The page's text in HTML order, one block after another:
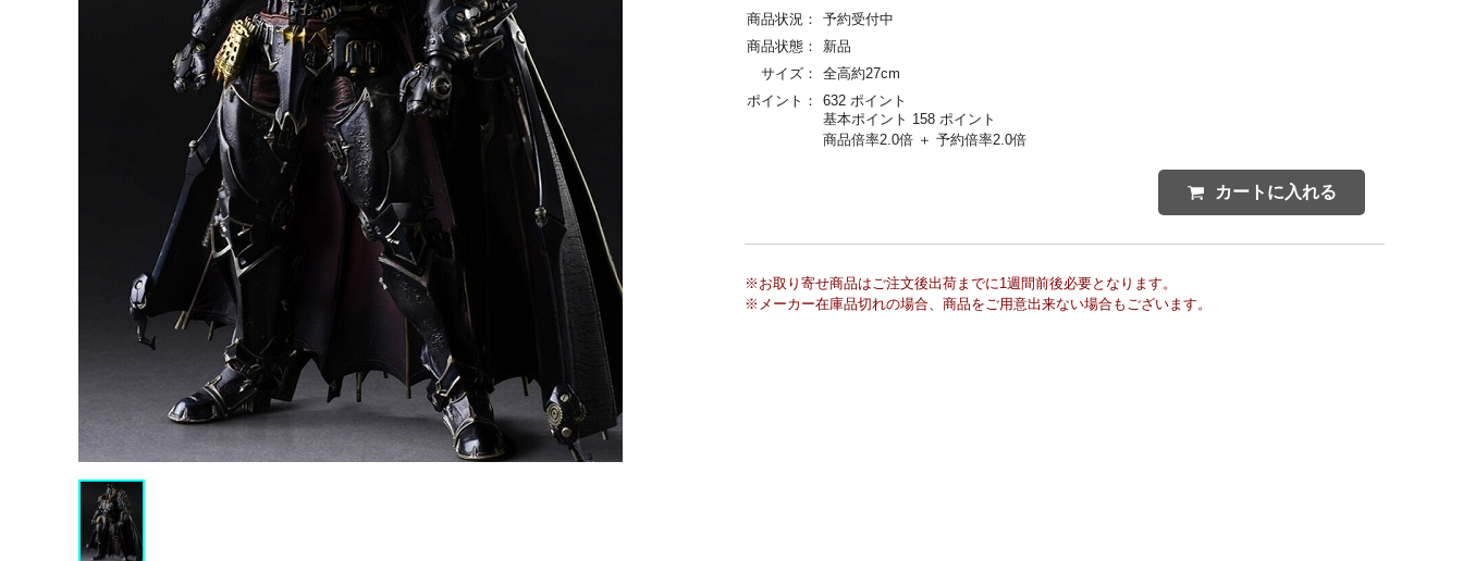
商品状況：
予約受付中
商品状態：
新品
サイズ：
全高約27cm
ポイント：
632 ポイント
基本ポイント 158 ポイント
商品倍率2.0倍 ＋ 予約倍率2.0倍
カートに入れる
※お取り寄せ商品はご注文後出荷までに1週間前後必要となります。
※メーカー在庫品切れの場合、商品をご用意出来ない場合もございます。